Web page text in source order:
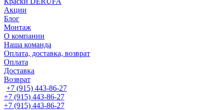
Акции
Блог
Монтаж
О компании
Наша команда
Оплата, доставка, возврат
Оплата
Доставка
Возврат
+7 (915) 443-86-27
+7 (915) 443-86-27
+7 (915) 443-86-27